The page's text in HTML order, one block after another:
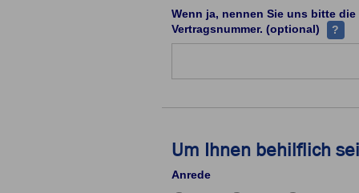
Durch den
erteilten
Wenn ja, nennen Sie uns bitte die
Vertragsnummer. (optional)
Ihre
?
Um Ihnen behilflich
Anrede